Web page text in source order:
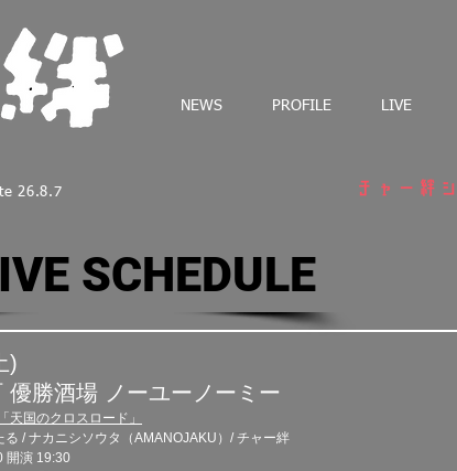
26.8.7
NEWS PROFILE LIVE
SCHEDULE
)​
優勝酒場 ノーユーノーミー
国のクロスロード」​
る / ナカニシソウタ（AMANOJAKU）/ チャー絆
開演 19:30